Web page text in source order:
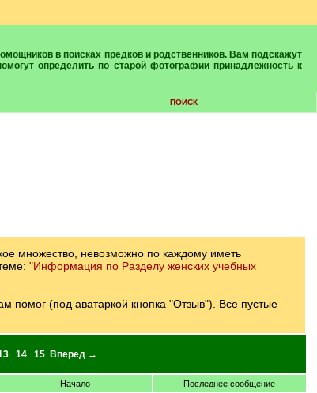
определить по старой фотографии принадлежность к
ПОИСК
множество, невозможно по каждому иметь
"Информация по Разделу женских учебных
помог (под аватаркой кнопка "Отзыв"). Все пустые
14 15 Вперед →
Начало Последнее сообщение